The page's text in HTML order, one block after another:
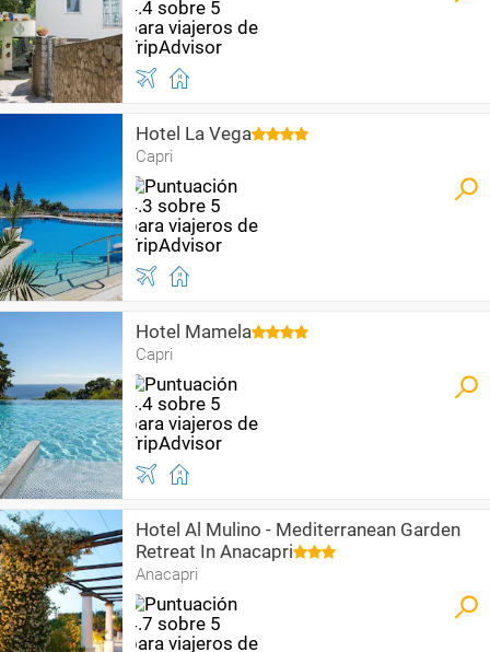
Hotel La Vega
Capri
Hotel Mamela
Capri
Hotel Al Mulino - Mediterranean Garden
Retreat In Anacapri
Anacapri